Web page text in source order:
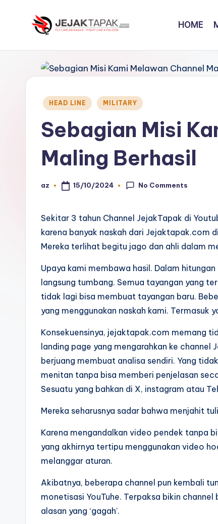
J
Like
An
Like
Falcon
HOME
Posted
HEAD LINE MILITARY
Sebagian Misi
Maling Berhasil
Posted
az 15/10/2024 No Comments
Sekitar 3 tahun Channel JejakTapak di
karena banyak naskah dari Jejaktapak.com
Mereka terlihat begitu jago dan ahli dalam
Upaya kami membawa hasil. Dalam
langsung tumbang. Semua tayangan yang
tidak lagi bisa membuat tayangan baru.
yang menggunakan naskah kami. Termasuk
Konsekuensinya, jejaktapak.com memang
landing page yang mengarahkan ke
berjuang membuat analisa sendiri. Yang
menitan tanpa bisa memberi penjelasan
Sesuatu yang bahkan di X, instagram atau
Mereka seharusnya sadar bahwa menjahit
Karena mengandalkan video pendek tanpa
yang akhirnya tertipu menggunakan video
melanggar aturan.
Akibatnya, beberapa channel pun kembali
monetisasi YouTuhe. Terpaksa bikin
alasan yang ‘gagah’.